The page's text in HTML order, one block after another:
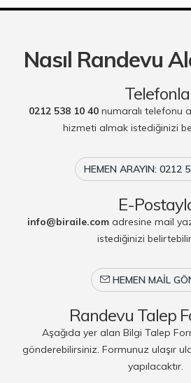
Nasıl Randevu
Telefonla
0212 538 10 40numaralı telefonu
hizmeti almak istediğinizi
HEMEN ARAYIN: 0212
E-
info@biraile.comadresine mail
istediğinizi
HEMEN MAIL
Randevu Talep
Aşağıda yer alan Bilgi Talep
gönderebilirsiniz. Formunuz ulaşır
yapılacaktır.